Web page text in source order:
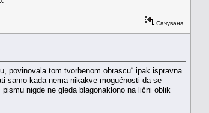
Сачувана
povinovala tom tvorbenom obrascu“ ipak ispravna.
samo kada nema nikakve mogućnosti da se
nigde ne gleda blagonaklono na lični oblik